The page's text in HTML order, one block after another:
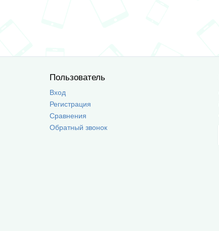
Пользователь
Вход
Регистрация
Сравнения
Обратный звонок